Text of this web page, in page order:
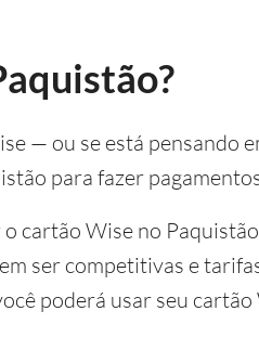
— ou se está
para fazer
o cartão Wise no
ser competitivas e
poderá usar seu